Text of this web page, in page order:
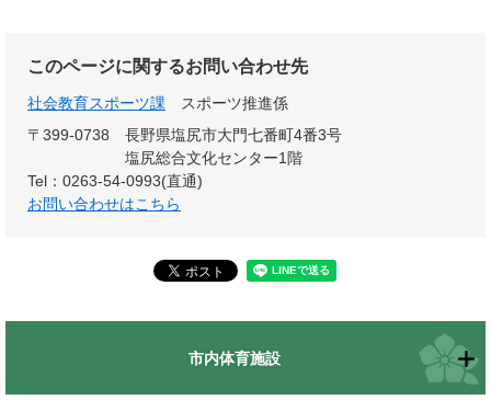
このページに関するお問い合わせ先
社会教育スポーツ課
スポーツ推進係
〒399-0738
長野県塩尻市大門七番町4番3号
塩尻総合文化センター1階
Tel：0263-54-0993(直通)
お問い合わせはこちら
市内体育施設